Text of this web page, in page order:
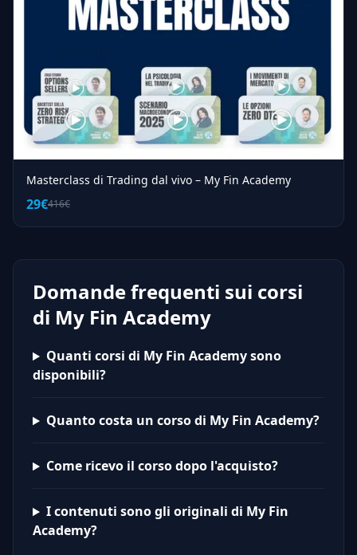
Masterclass di Trading dal vivo – My Fin Academy
29€416€
Domande frequenti sui corsi
di My Fin Academy
Quanti corsi di My Fin Academy sono
disponibili?
Quanto costa un corso di My Fin Academy?
Come ricevo il corso dopo l'acquisto?
I contenuti sono gli originali di My Fin
Academy?